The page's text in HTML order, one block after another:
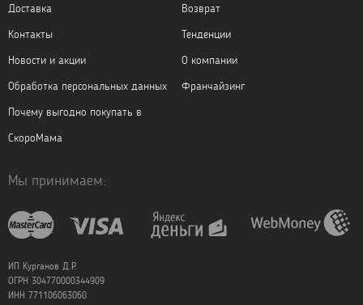
Доставка
Возврат
Контакты
Тенденции
Новости и акции
О компании
Обработка персональных данных
Франчайзинг
Почему выгодно покупать в
СкороМама
Мы принимаем:
ИП Курганов Д.Р.
ОГРН 304770000344909
ИНН 771106063060